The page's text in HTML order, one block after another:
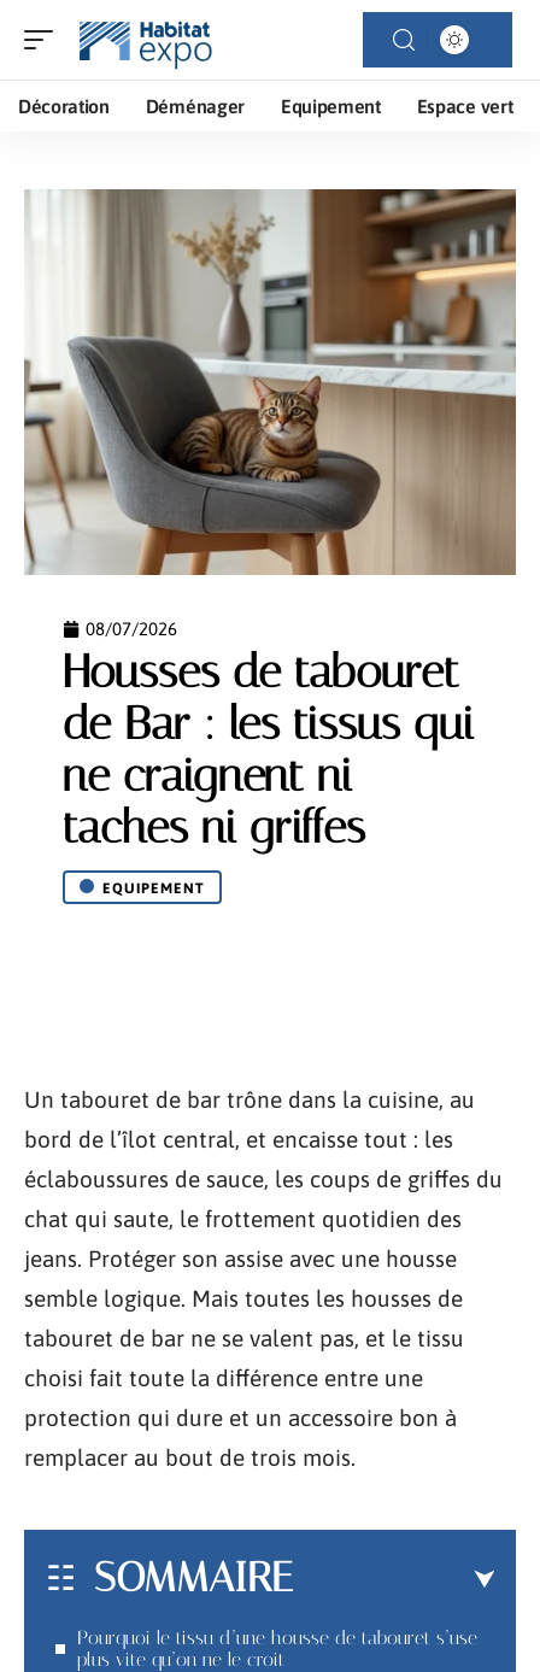
Décoration Déménager Equipement Espace vert
08/07/2026
Housses de tabouret
de Bar : les tissus qui
ne craignent ni
taches ni griffes
EQUIPEMENT
Un tabouret de bar trône dans la cuisine, au
bord de l’îlot central, et encaisse tout : les
éclaboussures de sauce, les coups de griffes du
chat qui saute, le frottement quotidien des
jeans. Protéger son assise avec une housse
semble logique. Mais toutes les housses de
tabouret de bar ne se valent pas, et le tissu
choisi fait toute la différence entre une
protection qui dure et un accessoire bon à
remplacer au bout de trois mois.
SOMMAIRE
Pourquoi le tissu d’une housse de tabouret s’use
plus vite qu’on ne le croit